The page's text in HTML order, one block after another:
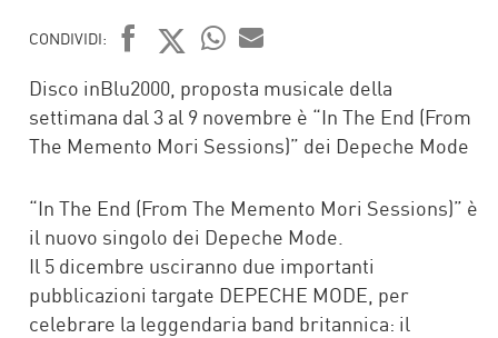
CONDIVIDI:
FACEBOOK
TWITTER
WHATSAPP
MAIL
Disco inBlu2000, proposta musicale della
settimana dal 3 al 9 novembre è “In The End (From
The Memento Mori Sessions)” dei Depeche Mode
“In The End (From The Memento Mori Sessions)” è
il nuovo singolo dei Depeche Mode.
Il 5 dicembre usciranno due importanti
pubblicazioni targate DEPECHE MODE, per
celebrare la leggendaria band britannica: il